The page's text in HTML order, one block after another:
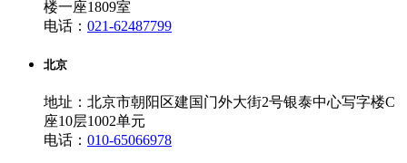
楼一座1809室
电话： 021-62487799
北京
地址：北京市朝阳区建国门外大街2号银泰中心写字楼C
座10层1002单元
电话： 010-65066978